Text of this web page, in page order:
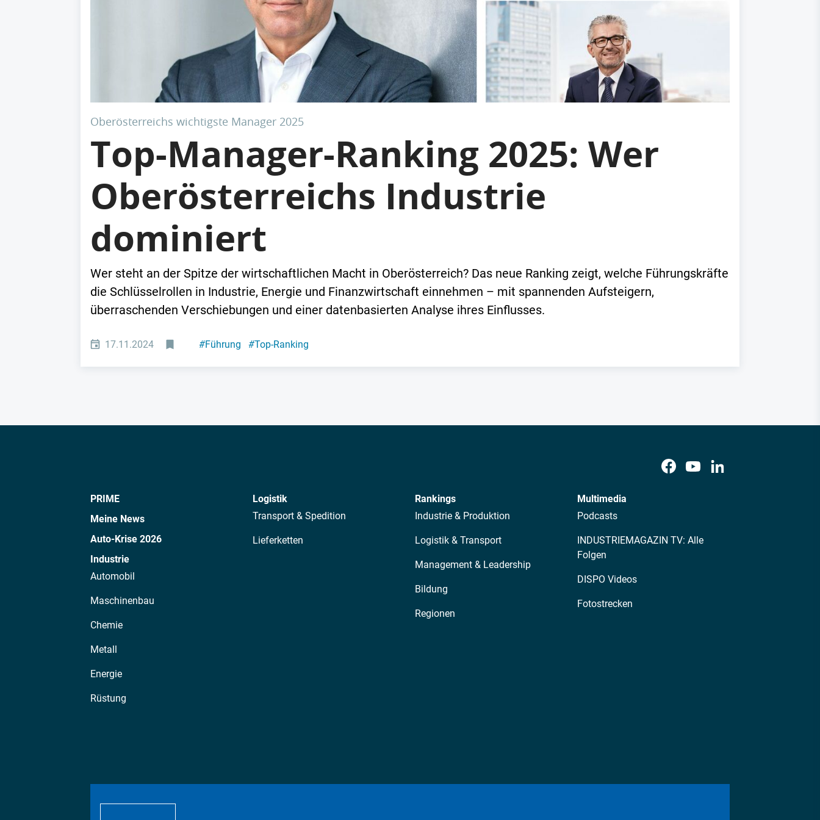
Oberösterreichs wichtigste Manager 2025
Top-Manager-Ranking 2025: Wer
Oberösterreichs Industrie
dominiert
Wer steht an der Spitze der wirtschaftlichen Macht in Oberösterreich? Das neue Ranking zeigt, welche Führungskräfte
die Schlüsselrollen in Industrie, Energie und Finanzwirtschaft einnehmen – mit spannenden Aufsteigern,
überraschenden Verschiebungen und einer datenbasierten Analyse ihres Einflusses.
17.11.2024 #Führung #Top-Ranking
PRIME
Meine News
Auto-Krise 2026
Industrie
Automobil
Maschinenbau
Chemie
Metall
Energie
Rüstung
Logistik
Transport & Spedition
Lieferketten
Rankings
Industrie & Produktion
Logistik & Transport
Management & Leadership
Bildung
Regionen
Multimedia
Podcasts
INDUSTRIEMAGAZIN TV: Alle
Folgen
DISPO Videos
Fotostrecken